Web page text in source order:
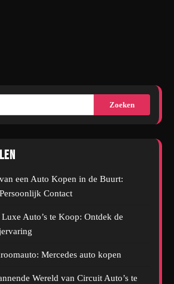
Zoeken
een Auto Kopen in de Buurt:
Contact
Auto’s te Koop: Ontdek de
Mercedes auto kopen
Wereld van Circuit Auto’s te